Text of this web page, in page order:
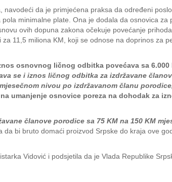
da je primjećena praksa da određeni
minimalne plate. Ona je dodala da osnovica za
ovih dopuna zakona očekuje povećanje
11,5 miliona KM, koji se odnose na doprinos za
osnovnog ličnog odbitka povećava sa 6.000
se i iznos ličnog odbitka za izdržavane
nivou po izdržavanom članu
umanjenje osnovice poreza na dohodak za
članove porodice sa 75 KM na 150 KM
da bi bruto domaći proizvod Srpske do kraja ove
Vidović i podsjetila da je Vlada Republike